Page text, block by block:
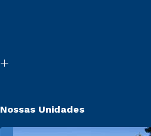
Nossas Unidades